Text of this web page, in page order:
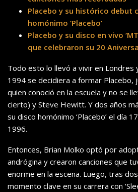
Placebo y su histórico debut
homónimo ‘Placebo’
Placebo y su disco en vivo
que celebraron su 20
Todo esto lo llevó a vivir en Londres
1994 se decidiera a formar Placebo,
quien conoció en la escuela y no se
cierto) y Steve Hewitt. Y dos años
su disco homónimo ‘Placebo’ el día
1996.
Entonces, Brian Molko optó por
andrógina y crearon canciones que
enorme en la escena. Luego, tras
momento clave en su carrera con